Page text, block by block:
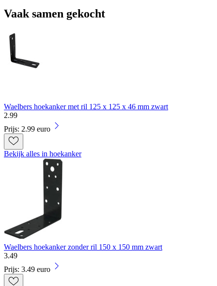
Vaak samen gekocht
Waelbers hoekanker met ril 125 x 125 x 46 mm zwart
2.99
Prijs: 2.99 euro
Bekijk alles in hoekanker
Waelbers hoekanker zonder ril 150 x 150 mm zwart
3.49
Prijs: 3.49 euro